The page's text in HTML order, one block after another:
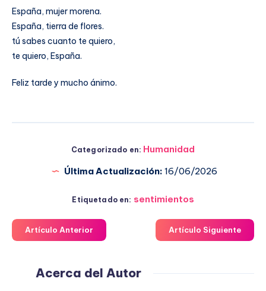
España, mujer morena.
España, tierra de flores.
tú sabes cuanto te quiero,
te quiero, España.
Feliz tarde y mucho ánimo.
Categorizado en: Humanidad
Última Actualización: 16/06/2026
Etiquetado en: sentimientos
Artículo Anterior Artículo Siguiente
Acerca del Autor